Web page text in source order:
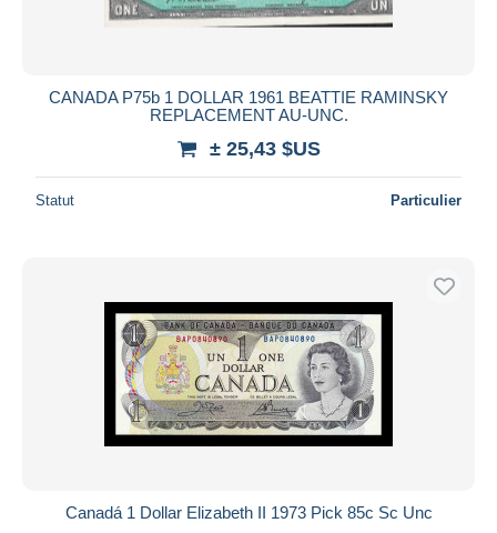
CANADA P75b 1 DOLLAR 1961 BEATTIE RAMINSKY
REPLACEMENT AU-UNC.
± 25,43 $US
Statut Particulier
Canadá 1 Dollar Elizabeth II 1973 Pick 85c Sc Unc